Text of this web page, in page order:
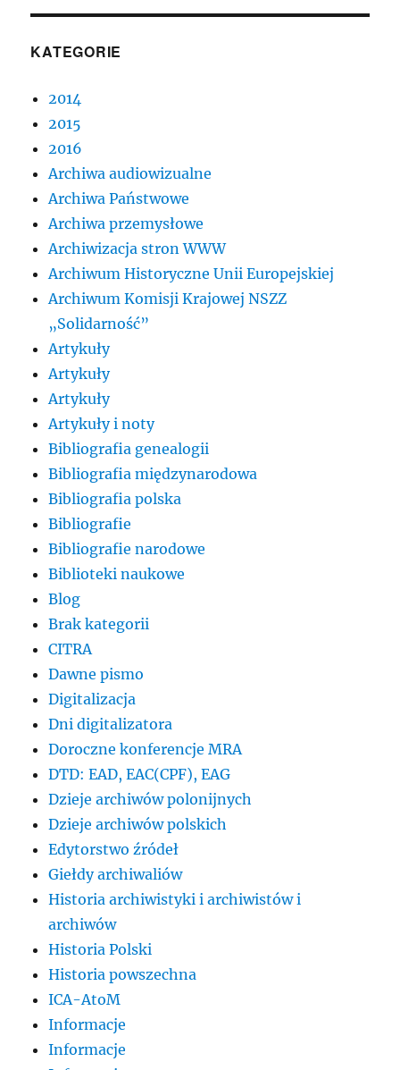
KATEGORIE
2014
2015
2016
Archiwa audiowizualne
Archiwa Państwowe
Archiwa przemysłowe
Archiwizacja stron WWW
Archiwum Historyczne Unii Europejskiej
Archiwum Komisji Krajowej NSZZ
„Solidarność”
Artykuły
Artykuły
Artykuły
Artykuły i noty
Bibliografia genealogii
Bibliografia międzynarodowa
Bibliografia polska
Bibliografie
Bibliografie narodowe
Biblioteki naukowe
Blog
Brak kategorii
CITRA
Dawne pismo
Digitalizacja
Dni digitalizatora
Doroczne konferencje MRA
DTD: EAD, EAC(CPF), EAG
Dzieje archiwów polonijnych
Dzieje archiwów polskich
Edytorstwo źródeł
Giełdy archiwaliów
Historia archiwistyki i archiwistów i
archiwów
Historia Polski
Historia powszechna
ICA-AtoM
Informacje
Informacje